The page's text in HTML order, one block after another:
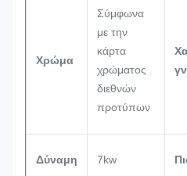
Χρώμα
Σύμφωνα
με την
κάρτα
χρώματος
διεθνών
προτύπων
Δύναμη 7kw